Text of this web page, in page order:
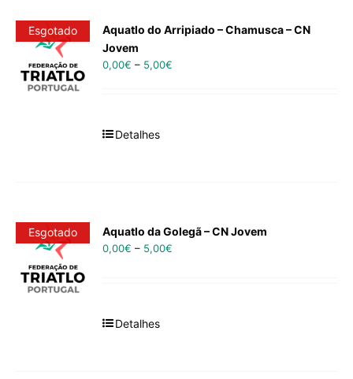
Esgotado
Aquatlo do Arripiado – Chamusca – CN
Jovem
0,00€ – 5,00€
Detalhes
Esgotado Aquatlo da Golegã – CN Jovem
0,00€ – 5,00€
Detalhes